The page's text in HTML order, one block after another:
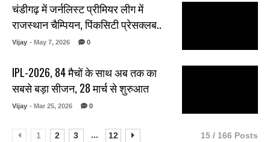
चंडीगढ़ में जर्नलिस्ट प्रीमियर लीग में
राजस्थान चैम्पियन, पिंकसिटी प्रेसक्लब..
Vijay - May 7, 2026 0
IPL-2026, 84 मैचों के साथ अब तक का
सबसे बड़ा सीजन, 28 मार्च से शुरुआत
Vijay - Mar 25, 2026 0
1 2 3 ... 12 15 / 166 Posts